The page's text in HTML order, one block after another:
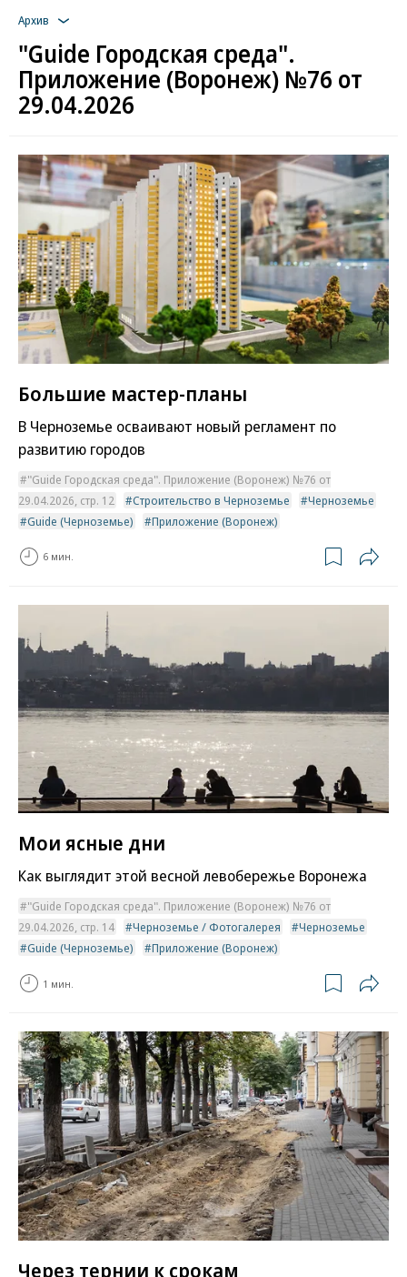
Архив
"Guide Городская среда".
Приложение (Воронеж) №76 от
29.04.2026
Большие мастер-планы
В Черноземье осваивают новый регламент по
развитию городов
"Guide Городская среда". Приложение (Воронеж) №76 от
29.04.2026, стр. 12
Строительство в Черноземье
Черноземье
Guide (Черноземье)
Приложение (Воронеж)
6 мин.
Мои ясные дни
Как выглядит этой весной левобережье Воронежа
"Guide Городская среда". Приложение (Воронеж) №76 от
29.04.2026, стр. 14
Черноземье / Фотогалерея
Черноземье
Guide (Черноземье)
Приложение (Воронеж)
1 мин.
Через тернии к срокам